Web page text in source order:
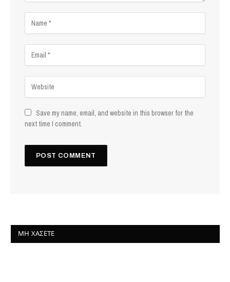
Save my name, email, and website in this browser for the
next time I comment.
ΜΗ ΧΆΣΕΤΕ